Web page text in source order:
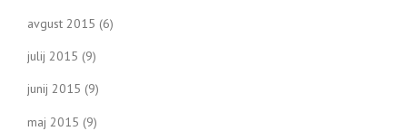
avgust 2015 (6)
julij 2015 (9)
junij 2015 (9)
maj 2015 (9)